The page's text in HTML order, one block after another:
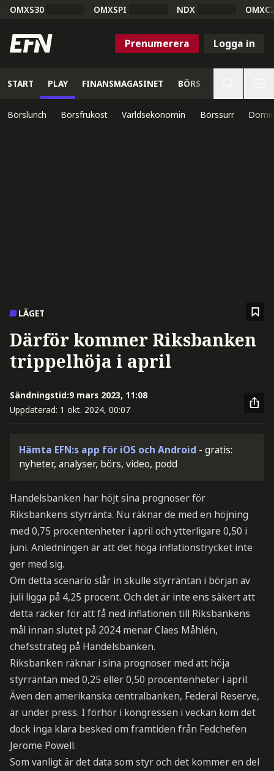
OMXS30 OMXSPI NDX
Prenumerera Logga in
START PLAY FINANSMAGASINET BÖRS
Börslunch Börsfrukost Världsekonomin Börssurr
LÄGET
Därför kommer Riksbanken
trippelhöja i april
Sändningstid:9 mars 2023, 11:08
Uppdaterad: 1 okt. 2024, 00:07
Hämta EFN:s app för iOS och Android - gratis:
nyheter, analyser, börs, video, podd
Handelsbanken har höjt sina prognoser för
Riksbankens styrränta. Nu räknar de med en höjning
med 0,75 procentenheter i april och ytterligare 0,50 i
juni. Anledningen är att det höga inflationstrycket inte
ger med sig.
Om detta scenario slår in skulle styrräntan i början av
juli ligga på 4,25 procent. Och det är inte ens säkert att
detta räcker för att få ned inflationen till Riksbankens
mål innan slutet på 2024 menar Claes Måhlén,
chefsstrateg på Handelsbanken.
Riksbanken räknar i sina prognoser med att höja
styrräntan med 0,25 eller 0,50 procentenheter i april.
Även den amerikanska centralbanken, Federal Reserve,
är under press. I förhör i kongressen i veckan kom det
dock inga klara besked om framtiden från Fedchefen
Jerome Powell.
Som vanligt är det data som styr och det kommer en del